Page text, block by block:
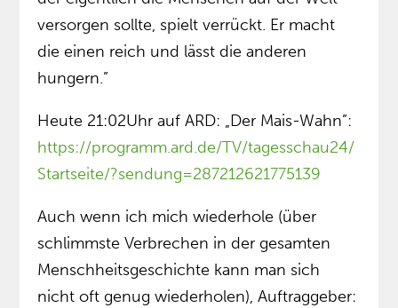
versorgen sollte, spielt verrückt. Er macht
die einen reich und lässt die anderen
hungern.”
Heute 21:02Uhr auf ARD: „Der Mais-Wahn”:
https://programm.ard.de/TV/tagesschau24/
Startseite/?sendung=287212621775139
Auch wenn ich mich wiederhole (über
schlimmste Verbrechen in der gesamten
Menschheitsgeschichte kann man sich
nicht oft genug wiederholen), Auftraggeber: